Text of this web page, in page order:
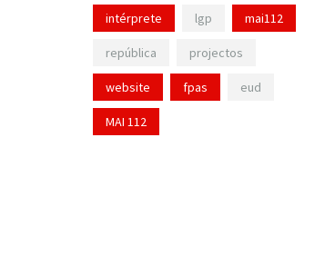
intérprete lgp mai112
república projectos
website fpas eud
MAI 112